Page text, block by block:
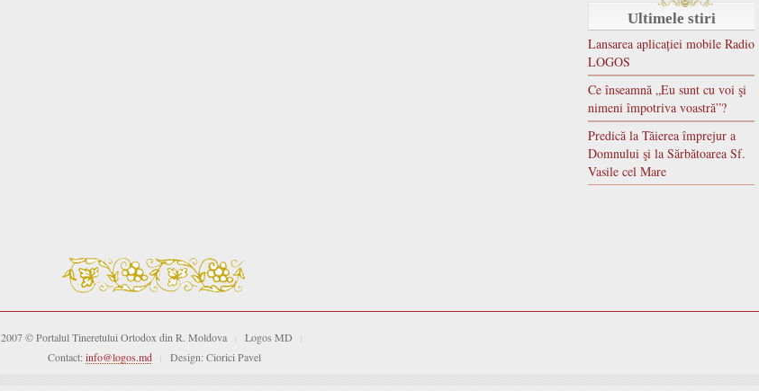
Ultimele stiri
Lansarea aplicației mobile Radio
LOGOS
Ce înseamnă „Eu sunt cu voi şi
nimeni împotriva voastră”?
Predică la Tăierea împrejur a
Domnului şi la Sărbătoarea Sf.
Vasile cel Mare
2007 © Portalul Tineretului Ortodox din R. Moldova Logos MD
Contact: info@logos.md Design: Ciorici Pavel